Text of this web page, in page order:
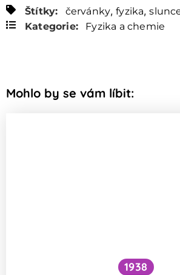
Štítky: červánky, fyzika,
Kategorie:
Fyzika a chemie
Mohlo by se vám líbit:
1938